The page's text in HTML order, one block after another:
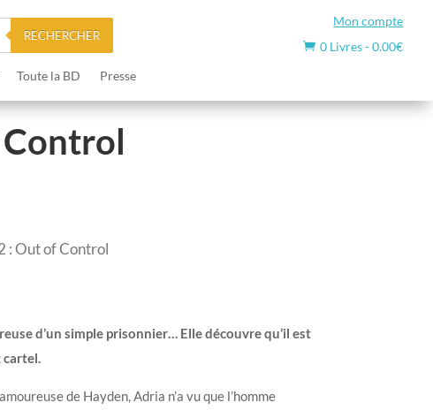
RECHERCHER
Mon compte
 0 Livres-0.00€
Toute la BD Presse
: Out of Control
d’un simple prisonnier… Elle découvre qu’il est
de Hayden, Adria n’a vu que l’homme